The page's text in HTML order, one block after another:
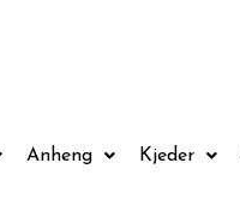
Anheng Kjeder